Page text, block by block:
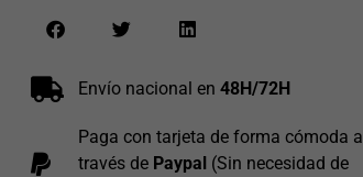
Envío nacional en48H/72H
Paga con tarjeta de forma cómoda a
través de Paypal (Sin necesidad de